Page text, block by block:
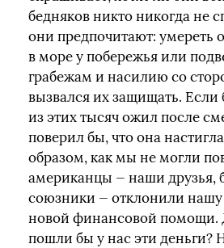
бедняков никто никогда не
они предпочитают: умереть
в море у побережья или
грабежам и насилию со
вызвался их защищать. Если
из этих тысяч ожил после
поверил бы, что она
образом, как мы не могли
американцы — наши друзья,
союзники — отклонили нашу
новой финансовой помощи.
пошли бы у нас эти деньги?